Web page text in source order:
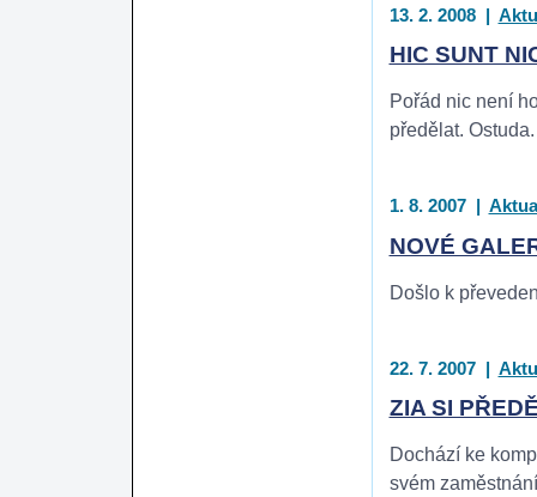
13. 2. 2008|
HIC SUNT
Pořád nic není
předělat.
1. 8. 2007|
NOVÉ
Došlo k
22. 7. 2007|
ZIA SI
Dochází ke
svém